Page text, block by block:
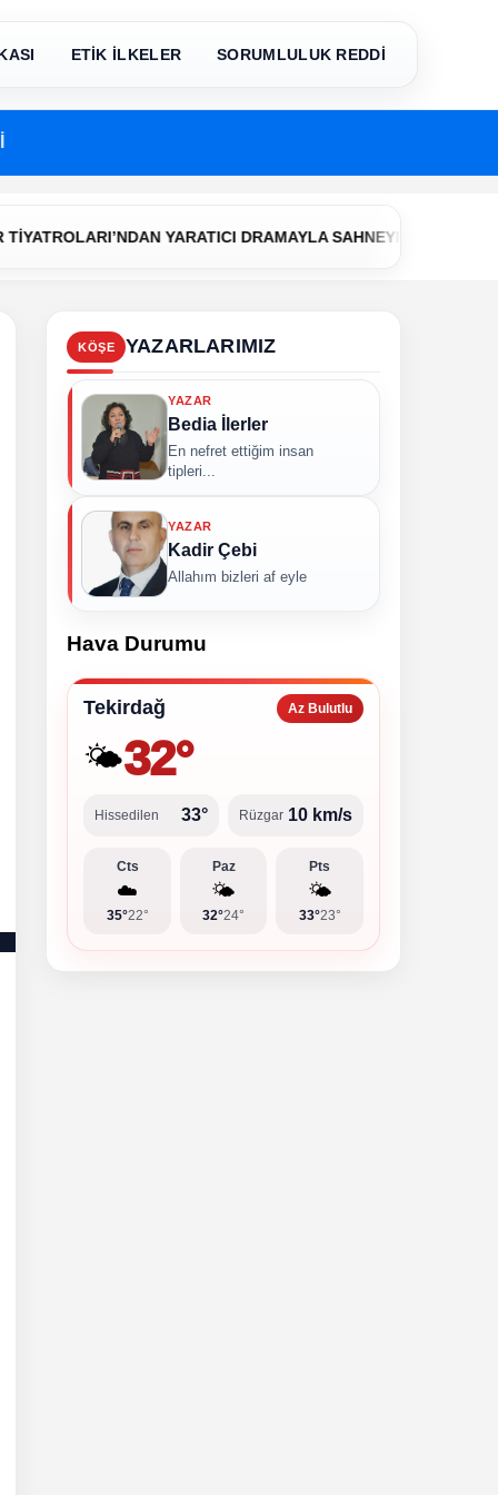
ETİK İLKELER SORUMLULUK REDDİ
YARATICI DRAMAYLA SAHNEYE İLK ADIM
KÖŞE YAZARLARIMIZ
YAZAR
Bedia İlerler
En nefret ettiğim insan
tipleri...
YAZAR
Kadir Çebi
Allahım bizleri af eyle
Hava Durumu
Tekirdağ Az Bulutlu
🌤️32°
Hissedilen 33° Rüzgar 10 km/s
Cts
☁️
35°22°
Paz
🌤️
32°24°
Pts
🌤️
33°23°